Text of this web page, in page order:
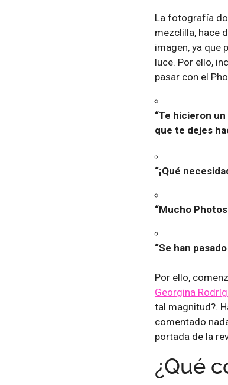
La fotografía
mezclilla, hace
imagen, ya que
luce. Por ello,
pasar con el
“Te hicieron
que te dejes
“¡Qué
“Mucho
“Se han
Por ello,
Georgina
tal magnitud?.
comentado
portada de la
¿Qué